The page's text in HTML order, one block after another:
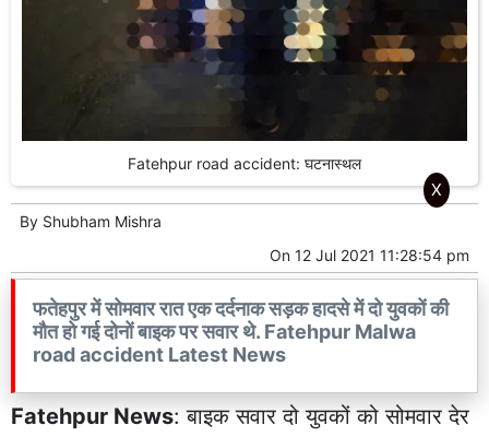
Fatehpur road accident: घटनास्थल
By Shubham Mishra
On 12 Jul 2021 11:28:54 pm
फतेहपुर में सोमवार रात एक दर्दनाक सड़क हादसे में दो युवकों की
मौत हो गई दोनों बाइक पर सवार थे. Fatehpur Malwa
road accident Latest News
Fatehpur News: बाइक सवार दो युवकों को सोमवार देर
X